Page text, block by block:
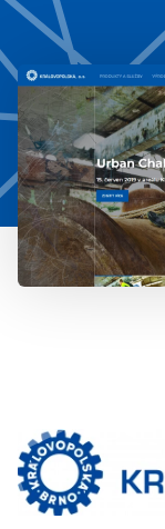
777 353 464